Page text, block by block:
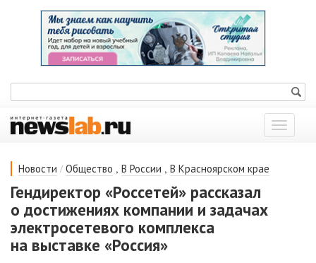
Показать
меню
Новости / Общество , В России , В Красноярском крае
Гендиректор «Россетей» рассказал
о достижениях компании и задачах
электросетевого комплекса
на выставке «Россия»